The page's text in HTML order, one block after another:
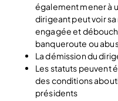
également mener à
dirigeant peut voir
engagée et
banqueroute ou
La démission du
Les statuts peuvent
des conditions
présidents